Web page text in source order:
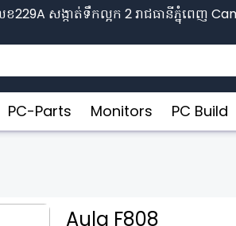
229A សង្កាត់ទឹកល្អក 2 រាជធានីភ្នុំពេញ​
PC-Parts Monitors PC Build
Aula F808